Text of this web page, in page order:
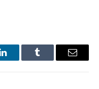
LinkedInTumblr Email